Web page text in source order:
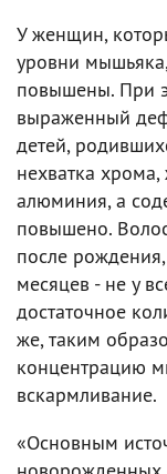
У женщин,
уровни
повышены. При
выраженный
детей,
нехватка
алюминия, а
повышено.
после
месяцев - не у
достаточное
же, таким
концентрацию
вскармливание.
«Основным